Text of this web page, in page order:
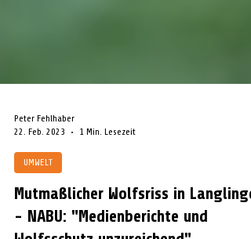
Peter Fehlhaber
22. Feb. 2023
1 Min. Lesezeit
UMWELT